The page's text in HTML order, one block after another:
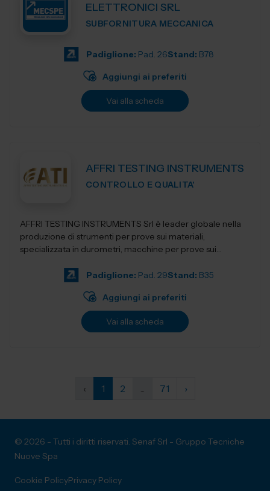
ELETTRONICI SRL
SUBFORNITURA MECCANICA
Padiglione: Pad. 26Stand: B78
Aggiungi ai preferiti
Vai alla scheda
AFFRI TESTING INSTRUMENTS
CONTROLLO E QUALITA'
AFFRI TESTING INSTRUMENTS Srl è leader globale nella
produzione di strumenti per prove sui materiali,
specializzata in durometri, macchine per prove sui
Padiglione: Pad. 29Stand: B35
Aggiungi ai preferiti
Vai alla scheda
‹ 1 2 ... 71 ›
© 2026 - Tutti i diritti riservati. Senaf Srl - Gruppo Tecniche
Nuove Spa
Cookie PolicyPrivacy Policy